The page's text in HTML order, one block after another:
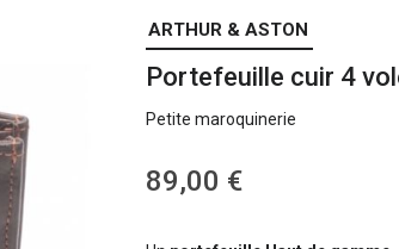
ARTHUR & ASTON
Portefeuille cuir 4
Petite maroquinerie
89,00 €